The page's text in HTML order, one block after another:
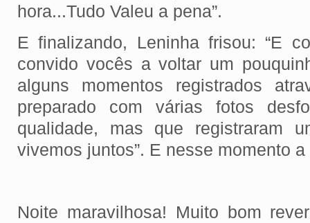
hora...Tudo Valeu a pena”.
E finalizando, Leninha frisou: “E
convido vocês a voltar um
alguns momentos registrados
preparado com várias fotos
qualidade, mas que registraram
vivemos juntos”. E nesse momento
Noite maravilhosa! Muito bom